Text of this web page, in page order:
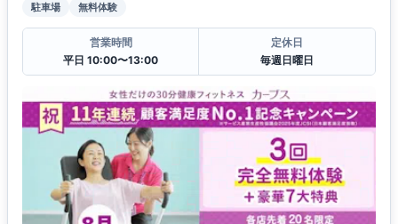
駐車場 無料体験
営業時間
平日 10:00〜13:00
定休日
毎週日曜日